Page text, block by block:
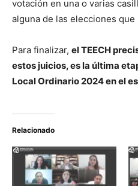
votación en una o varias
alguna de las elecciones que
Para finalizar, el TEECH
estos juicios, es la última
Local Ordinario 2024 en el
Relacionado